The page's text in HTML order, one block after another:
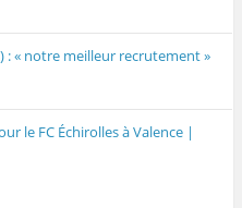
: « notre meilleur recrutement »
le FC Échirolles à Valence |